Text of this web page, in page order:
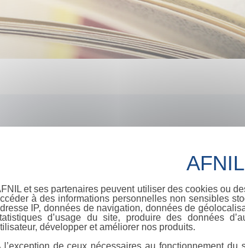
et ses partenaires peuvent utiliser des cookies ou
à des informations personnelles non sensibles
IP, données de navigation, données de
d’usage du site, produire des données
développer et améliorer nos produits.
l’exception de ceux nécessaires au fonctionnement